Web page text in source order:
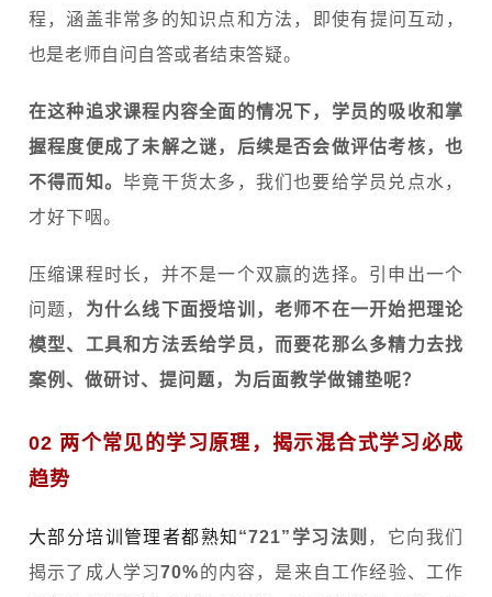
程，涵盖非常多的知识点和方法，即使有提问互动，
也是老师自问自答或者结束答疑。
在这种追求课程内容全面的情况下，学员的吸收和掌
握程度便成了未解之谜，后续是否会做评估考核，也
不得而知。毕竟干货太多，我们也要给学员兑点水，
才好下咽。
压缩课程时长，并不是一个双赢的选择。引申出一个
问题， 为什么线下面授培训，老师不在一开始把理论
模型、工具和方法丢给学员，而要花那么多精力去找
案例、做研讨、提问题，为后面教学做铺垫呢？
02 两个常见的学习原理，揭示混合式学习必成
趋势
大部分培训管理者都熟知 “721” 学习法则 ，它向我们
揭示了成人学习70%的内容，是来自工作经验、工作